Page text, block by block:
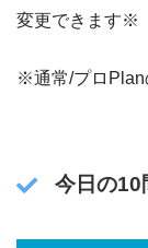
変更できます※
※通常/プロPlan
今日の10